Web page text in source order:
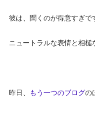
彼は、聞くのが得意すぎで
ニュートラルな表情と相槌
昨日、 もう一つのブログの